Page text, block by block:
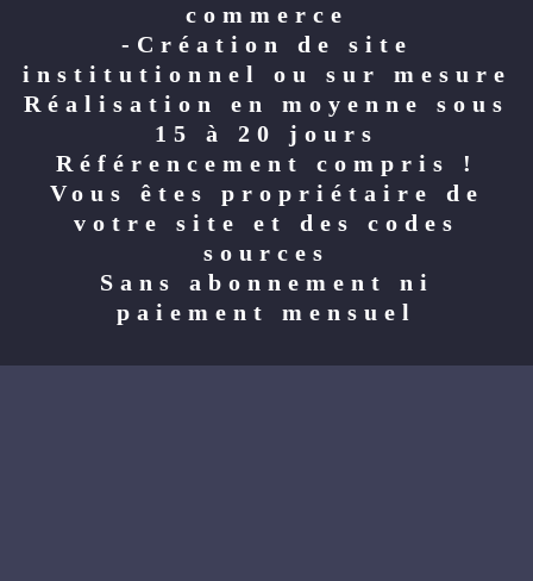
commerce
-Création de site
institutionnel ou sur mesure
Réalisation en moyenne sous
15 à 20 jours
Référencement compris !
Vous êtes propriétaire de
votre site et des codes
sources
Sans abonnement ni
paiement mensuel